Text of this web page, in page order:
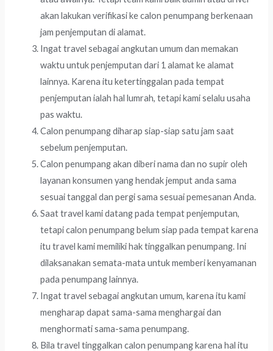
akan lakukan verifikasi ke calon penumpang berkenaan
jam penjemputan di alamat.
Ingat travel sebagai angkutan umum dan memakan
waktu untuk penjemputan dari 1 alamat ke alamat
lainnya. Karena itu ketertinggalan pada tempat
penjemputan ialah hal lumrah, tetapi kami selalu usaha
pas waktu.
Calon penumpang diharap siap-siap satu jam saat
sebelum penjemputan.
Calon penumpang akan diberi nama dan no supir oleh
layanan konsumen yang hendak jemput anda sama
sesuai tanggal dan pergi sama sesuai pemesanan Anda.
Saat travel kami datang pada tempat penjemputan,
tetapi calon penumpang belum siap pada tempat karena
itu travel kami memiliki hak tinggalkan penumpang. Ini
dilaksanakan semata-mata untuk memberi kenyamanan
pada penumpang lainnya.
Ingat travel sebagai angkutan umum, karena itu kami
mengharap dapat sama-sama menghargai dan
menghormati sama-sama penumpang.
Bila travel tinggalkan calon penumpang karena hal itu